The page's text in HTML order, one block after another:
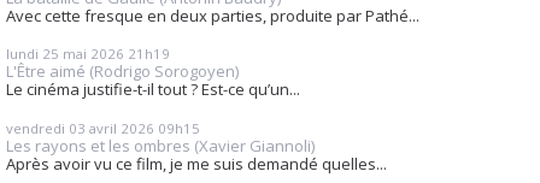
Avec cette fresque en deux parties, produite par Pathé...
lundi 25 mai 2026 21h19
L'Être aimé (Rodrigo Sorogoyen)
Le cinéma justifie-t-il tout ? Est-ce qu’un...
vendredi 03 avril 2026 09h15
Les rayons et les ombres (Xavier Giannoli)
Après avoir vu ce film, je me suis demandé quelles...